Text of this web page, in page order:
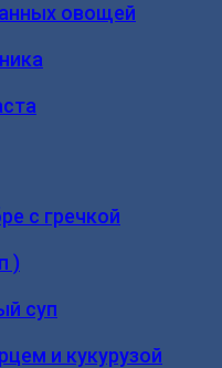
овощей
с гречкой
)
суп
и кукурузой